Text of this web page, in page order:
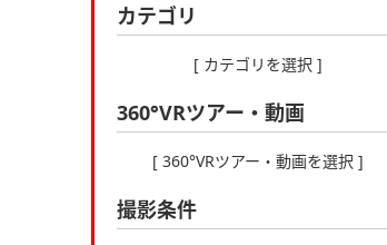
カテゴリ
[ カテゴリを選択 ]
360°VRツアー・動画
[ 360°VRツアー・動画を選択 ]
撮影条件